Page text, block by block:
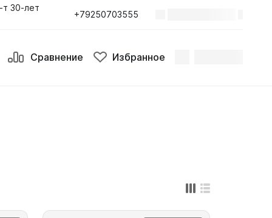
Сравнение
т 30-лет
+79250703555
Сравнение Избранное